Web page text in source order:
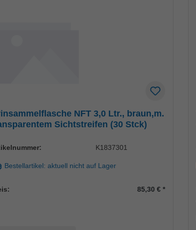
NFT 3,0 Ltr., braun,m.
Sichtstreifen (30 Stck)
K1837301
Bestellartikel: aktuell nicht auf Lager
85,30 €*